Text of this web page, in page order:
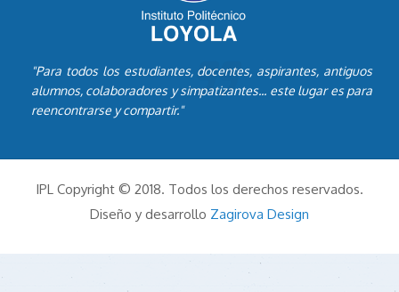
"Para todos los estudiantes, docentes, aspirantes, antiguos
alumnos, colaboradores y simpatizantes... este lugar es para
reencontrarse y compartir."
IPL Copyright © 2018. Todos los derechos reservados.
Diseño y desarrollo Zagirova Design